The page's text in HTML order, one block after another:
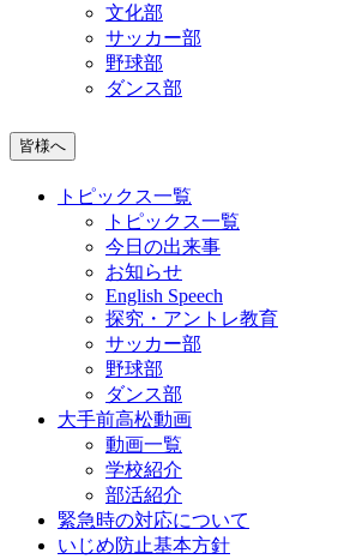
文化部
サッカー部
野球部
ダンス部
皆様へ
トピックス一覧
トピックス一覧
今日の出来事
お知らせ
English Speech
探究・アントレ教育
サッカー部
野球部
ダンス部
大手前高松動画
動画一覧
学校紹介
部活紹介
緊急時の対応について
いじめ防止基本方針